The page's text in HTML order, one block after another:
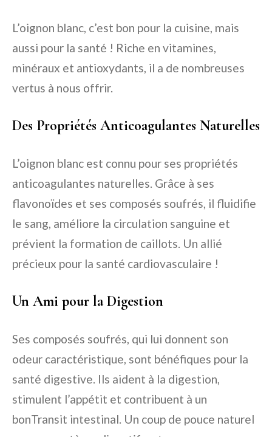
L’oignon blanc, c’est bon pour la cuisine, mais
aussi pour la santé ! Riche en vitamines,
minéraux et antioxydants, il a de nombreuses
vertus à nous offrir.
Des Propriétés Anticoagulantes Naturelles
L’oignon blanc est connu pour ses propriétés
anticoagulantes naturelles. Grâce à ses
flavonoïdes et ses composés soufrés, il fluidifie
le sang, améliore la circulation sanguine et
prévient la formation de caillots. Un allié
précieux pour la santé cardiovasculaire !
Un Ami pour la Digestion
Ses composés soufrés, qui lui donnent son
odeur caractéristique, sont bénéfiques pour la
santé digestive. Ils aident à la digestion,
stimulent l’appétit et contribuent à un
bonTransit intestinal. Un coup de pouce naturel